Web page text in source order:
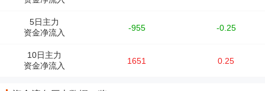
5日主力
资金净流入
-955 -0.25
10日主力
资金净流入
1651 0.25